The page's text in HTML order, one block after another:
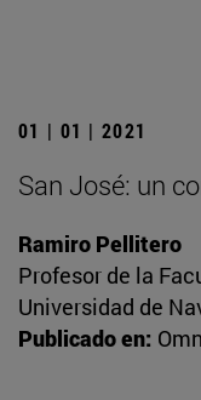
01 | 01 | 2021
San José: un
Ramiro Pellitero
Profesor de la
Universidad de
Publicado en: